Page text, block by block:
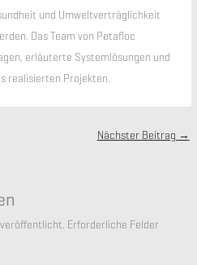
und Umweltverträglichkeit
Das Team von Petafloc
erläuterte Systemlösungen und
realisierten Projekten.
Nächster Beitrag →
Erforderliche Felder